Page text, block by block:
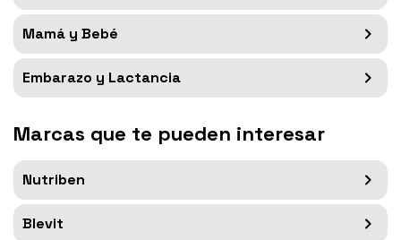
Mamá y Bebé
Embarazo y Lactancia
Marcas que te pueden interesar
Nutriben
Blevit